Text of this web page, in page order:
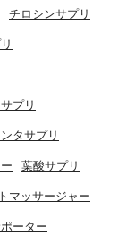
チロシンサプリ
プリ
タサプリ
葉酸サプリ
マッサージャー
ーター